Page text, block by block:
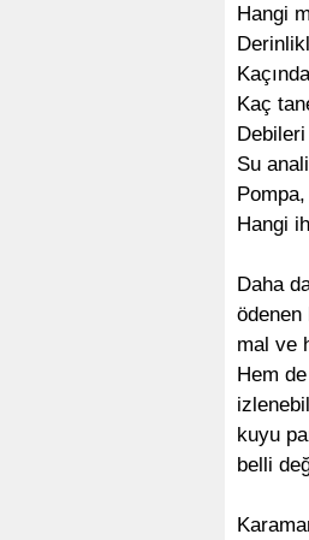
Hangi
Kaç
Su
Hangi
Daha
ödenen
mal ve
Hem
kuyu
belli